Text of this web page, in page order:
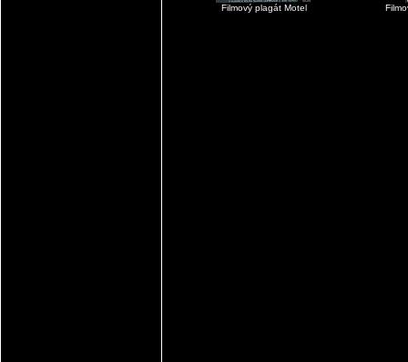
Filmový plagát Motel